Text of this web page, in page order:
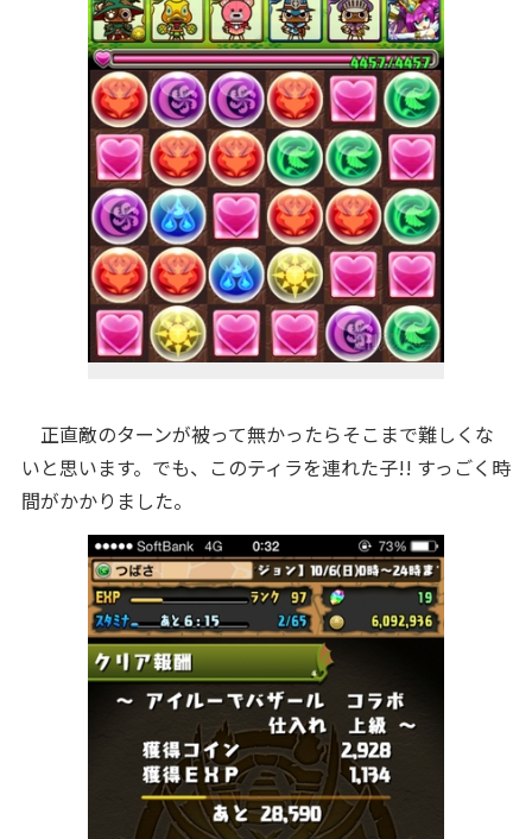
正直敵のターンが被って無かったらそこまで難しくな
いと思います。でも、このティラを連れた子!! すっごく時
間がかかりました。